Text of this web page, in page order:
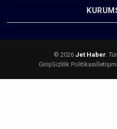
© 2026 Jet Haber.
GirişGizlilik Politikasıİletişim